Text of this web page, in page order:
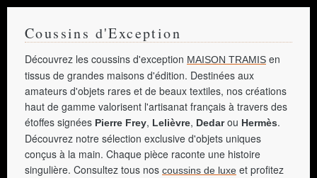
Coussins d'Exception
Découvrez les coussins d'exception MAISON TRAMIS en
tissus de grandes maisons d'édition. Destinées aux
amateurs d'objets rares et de beaux textiles, nos créations
haut de gamme valorisent l'artisanat français à travers des
étoffes signées Pierre Frey, Lelièvre, Dedarou Hermès.
Découvrez notre sélection exclusive d'objets uniques
conçus à la main. Chaque pièce raconte une histoire
singulière. Consultez tous nos coussins de luxe et profitez